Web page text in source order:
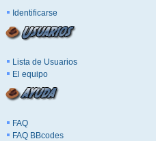
Identificarse
Lista de Usuarios
El equipo
FAQ
FAQ BBcodes